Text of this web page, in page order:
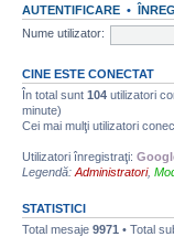
AUTENTIFICARE •
Nume utilizator:
CINE ESTE CONECTAT
În total sunt 104 utilizatori
minute)
Cei mai mulţi utilizatori
Utilizatori înregistraţi:
Legendă: Administratori,
STATISTICI
Total mesaje 9971 • Total